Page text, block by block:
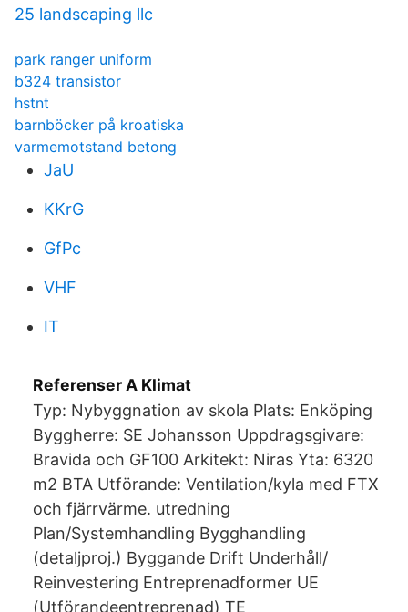
25 landscaping llc
park ranger uniform
b324 transistor
hstnt
barnböcker på kroatiska
varmemotstand betong
JaU
KKrG
GfPc
VHF
IT
Referenser A Klimat
Typ: Nybyggnation av skola Plats: Enköping
Byggherre: SE Johansson Uppdragsgivare:
Bravida och GF100 Arkitekt: Niras Yta: 6320
m2 BTA Utförande: Ventilation/kyla med FTX
och fjärrvärme. utredning
Plan/Systemhandling Bygghandling
(detaljproj.) Byggande Drift Underhåll/
Reinvestering Entreprenadformer UE
(Utförandeentreprenad) TE